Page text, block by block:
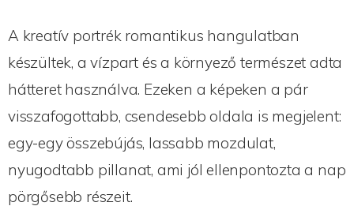
A kreatív portrék romantikus hangulatban
készültek, a vízpart és a környező természet adta
hátteret használva. Ezeken a képeken a pár
visszafogottabb, csendesebb oldala is megjelent:
egy-egy összebújás, lassabb mozdulat,
nyugodtabb pillanat, ami jól ellenpontozta a nap
pörgősebb részeit.